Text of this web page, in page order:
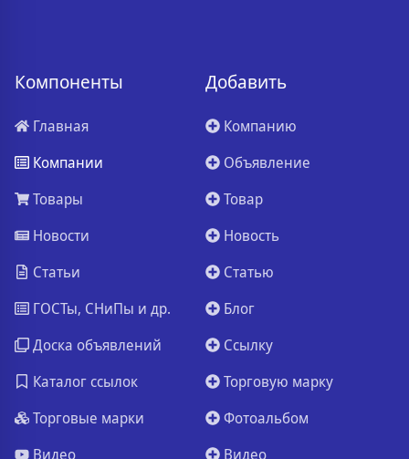
Компоненты
Главная
Компании
Товары
Новости
Статьи
ГОСТы, СНиПы и др.
Доска объявлений
Каталог ссылок
Торговые марки
Видео
Добавить
Компанию
Объявление
Товар
Новость
Статью
Блог
Ссылку
Торговую марку
Фотоальбом
Видео